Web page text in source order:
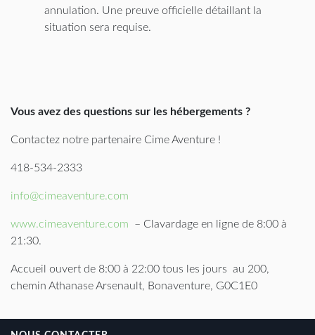
annulation. Une preuve officielle détaillant la
situation sera requise.
Vous avez des questions sur les hébergements ?
Contactez notre partenaire Cime Aventure !
418-534-2333
info@cimeaventure.com
www.cimeaventure.com – Clavardage en ligne de 8:00 à
21:30.
Accueil ouvert de 8:00 à 22:00 tous les jours au 200,
chemin Athanase Arsenault, Bonaventure, G0C1E0